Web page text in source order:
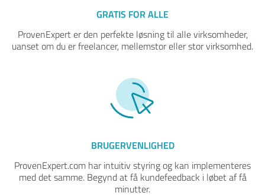
GRATIS FOR ALLE
ProvenExpert er den perfekte løsning til alle virksomheder,
uanset om du er freelancer, mellemstor eller stor virksomhed.
BRUGERVENLIGHED
ProvenExpert.com har intuitiv styring og kan implementeres
med det samme. Begynd at få kundefeedback i løbet af få
minutter.